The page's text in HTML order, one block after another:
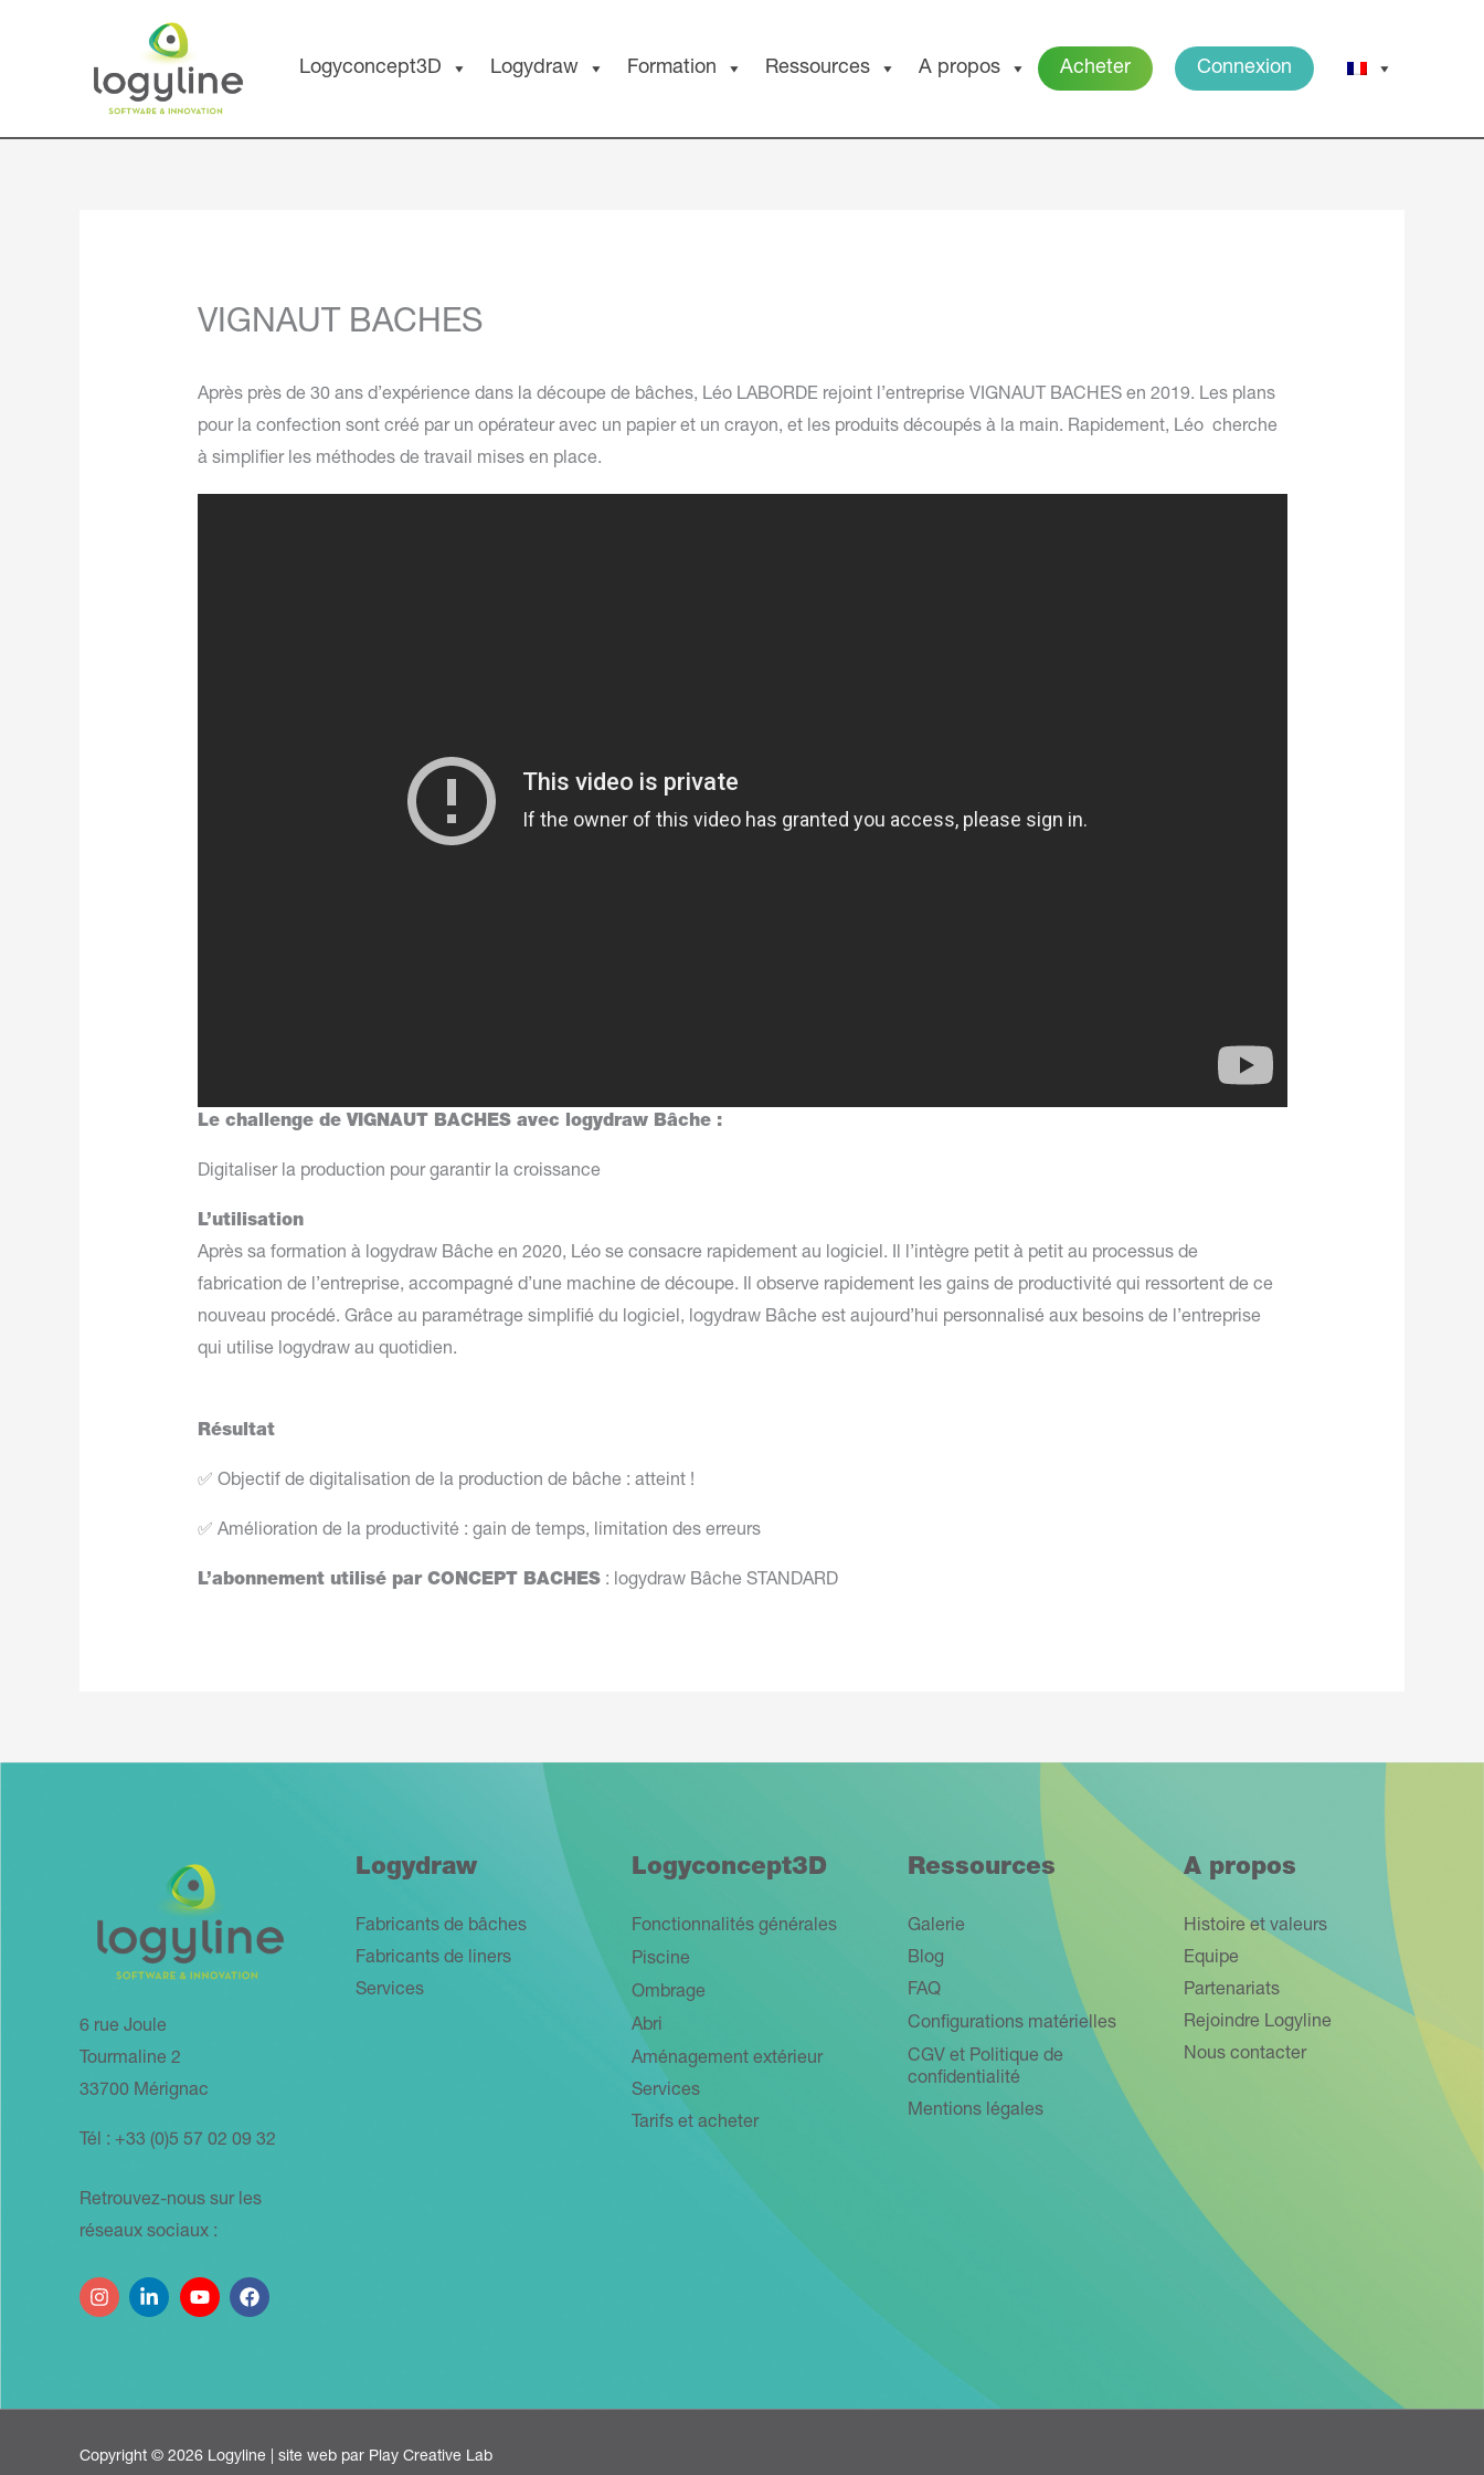
Logyconcept3D Logydraw Formation Ressources A propos Acheter Connexion
VIGNAUT BACHES
Après près de 30 ans d’expérience dans la découpe de bâches, Léo LABORDE rejoint l’entreprise VIGNAUT BACHES en 2019. Les plans
pour la confection sont créé par un opérateur avec un papier et un crayon, et les produits découpés à la main. Rapidement, Léo cherche
à simplifier les méthodes de travail mises en place.
Le challenge de VIGNAUT BACHES avec logydraw Bâche :
Digitaliser la production pour garantir la croissance
L’utilisation
Après sa formation à logydraw Bâche en 2020, Léo se consacre rapidement au logiciel. Il l’intègre petit à petit au processus de
fabrication de l’entreprise, accompagné d’une machine de découpe. Il observe rapidement les gains de productivité qui ressortent de ce
nouveau procédé. Grâce au paramétrage simplifié du logiciel, logydraw Bâche est aujourd’hui personnalisé aux besoins de l’entreprise
qui utilise logydraw au quotidien.
Résultat
✅ Objectif de digitalisation de la production de bâche : atteint !
✅ Amélioration de la productivité : gain de temps, limitation des erreurs
L’abonnement utilisé par CONCEPT BACHES: logydraw Bâche STANDARD
6 rue Joule
Tourmaline 2
33700 Mérignac
Tél : +33 (0)5 57 02 09 32
Retrouvez-nous sur les
réseaux sociaux :
Logydraw
Fabricants de bâches
Fabricants de liners
Services
Logyconcept3D
Fonctionnalités générales
Piscine
Ombrage
Abri
Aménagement extérieur
Services
Tarifs et acheter
Ressources
Galerie
Blog
FAQ
Configurations matérielles
CGV et Politique de
confidentialité
Mentions légales
A propos
Histoire et valeurs
Equipe
Partenariats
Rejoindre Logyline
Nous contacter
Copyright © 2026 Logyline | site web par Play Creative Lab